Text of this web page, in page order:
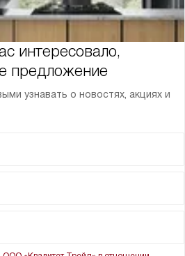
интересовало,
предложение
узнавать о новостях, акциях и